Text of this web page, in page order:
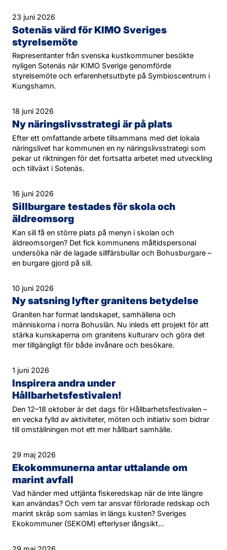
23 juni 2026
Sotenäs värd för KIMO Sveriges
styrelsemöte
Representanter från svenska kustkommuner besökte
nyligen Sotenäs när KIMO Sverige genomförde
styrelsemöte och erfarenhetsutbyte på Symbioscentrum i
Kungshamn.
18 juni 2026
Ny näringslivsstrategi är på plats
Efter ett omfattande arbete tillsammans med det lokala
näringslivet har kommunen en ny näringslivsstrategi som
pekar ut riktningen för det fortsatta arbetet med utveckling
och tillväxt i Sotenäs.
16 juni 2026
Sillburgare testades för skola och
äldreomsorg
Kan sill få en större plats på menyn i skolan och
äldreomsorgen? Det fick kommunens måltidspersonal
undersöka när de lagade sillfärsbullar och Bohusburgare –
en burgare gjord på sill.
10 juni 2026
Ny satsning lyfter granitens betydelse
Graniten har format landskapet, samhällena och
människorna i norra Bohuslän. Nu inleds ett projekt för att
stärka kunskaperna om granitens kulturarv och göra det
mer tillgängligt för både invånare och besökare.
1 juni 2026
Inspirera andra under
Hållbarhetsfestivalen!
Den 12–18 oktober är det dags för Hållbarhetsfestivalen –
en vecka fylld av aktiviteter, möten och initiativ som bidrar
till omställningen mot ett mer hållbart samhälle.
29 maj 2026
Ekokommunerna antar uttalande om
marint avfall
Vad händer med uttjänta fiskeredskap när de inte längre
kan användas? Och vem tar ansvar förlorade redskap och
marint skräp som samlas in längs kusten? Sveriges
Ekokommuner (SEKOM) efterlyser långsikt...